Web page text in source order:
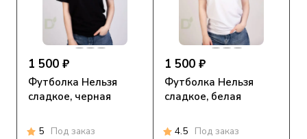
1 500 ₽
Футболка Нельзя
сладкое, черная
5 Под заказ
1 500 ₽
Футболка Нельзя
сладкое, белая
4.5 Под заказ